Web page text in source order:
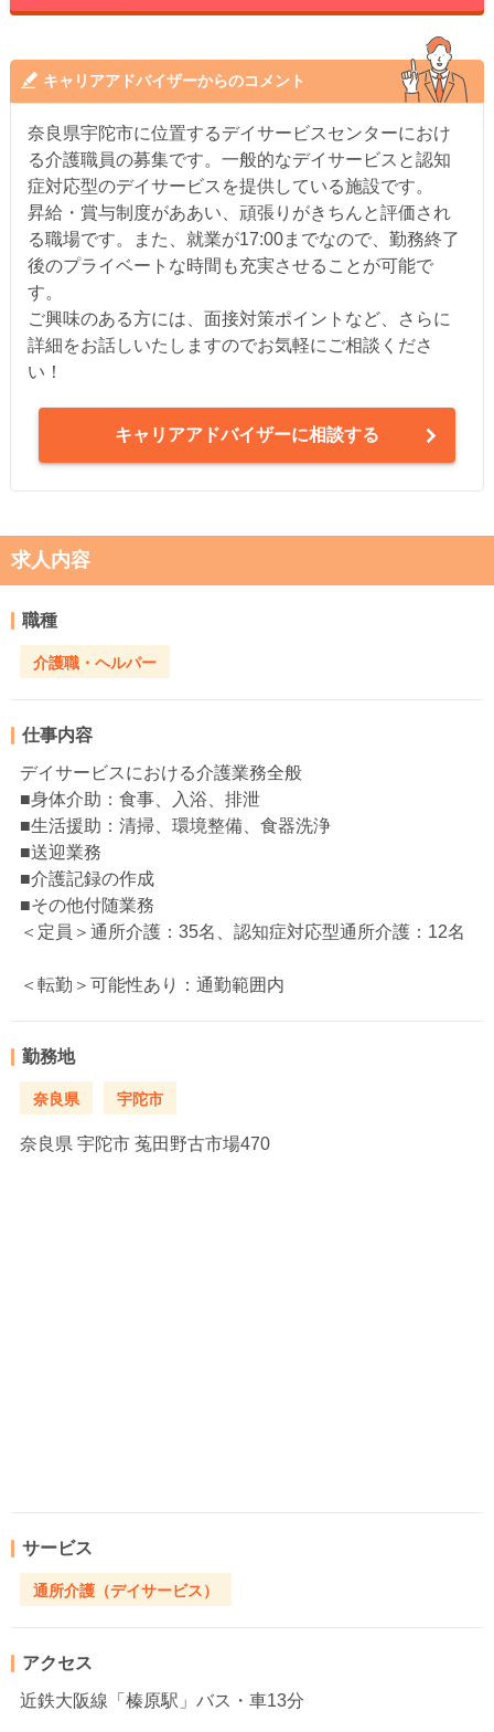
キャリアアドバイザーからのコメント
奈良県宇陀市に位置するデイサービスセンターにおけ
る介護職員の募集です。一般的なデイサービスと認知
症対応型のデイサービスを提供している施設です。
昇給・賞与制度がああい、頑張りがきちんと評価され
る職場です。また、就業が17:00までなので、勤務終了
後のプライベートな時間も充実させることが可能で
す。
ご興味のある方には、面接対策ポイントなど、さらに
詳細をお話しいたしますのでお気軽にご相談くださ
い！
キャリアアドバイザーに相談する
求人内容
職種
介護職・ヘルパー
仕事内容
デイサービスにおける介護業務全般
■身体介助：食事、入浴、排泄
■生活援助：清掃、環境整備、食器洗浄
■送迎業務
■介護記録の作成
■その他付随業務
＜定員＞通所介護：35名、認知症対応型通所介護：12名
＜転勤＞可能性あり：通勤範囲内
勤務地
奈良県 宇陀市
奈良県 宇陀市 菟田野古市場470
サービス
通所介護（デイサービス）
アクセス
近鉄大阪線「榛原駅」バス・車13分